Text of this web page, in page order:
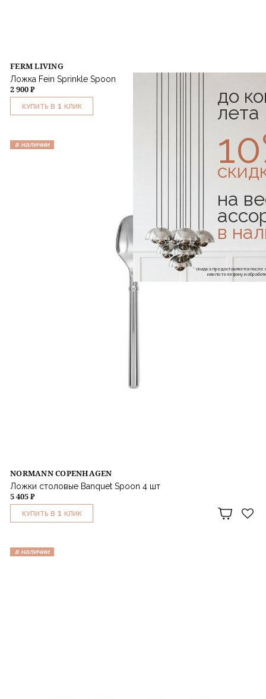
FERM LIVING
Ложка Fein Sprinkle Spoon
2 900 ₽
КУПИТЬ В 1 КЛИК
в наличии
NORMANN COPENHAGEN
Ложки столовые Banquet Spoon 4 шт
5 405 ₽
КУПИТЬ В 1 КЛИК
в наличии
до
лета
на
в
* скидка предоставляется
или по телефону и